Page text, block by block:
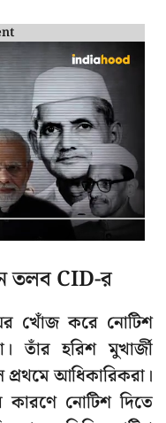
তলব CID-র
খোঁজ করে নোটিশ
তাঁর হরিশ মুখার্জী
আধিকারিকরা।
কারণে নোটিশ দিতে